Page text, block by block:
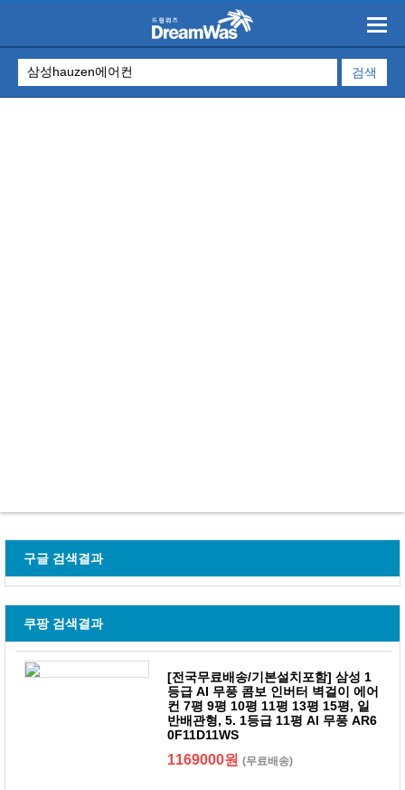
구글 검색결과
쿠팡 검색결과
[전국무료배송/기본설치포함] 삼성 1
등급 AI 무풍 콤보 인버터 벽걸이 에어
컨 7평 9평 10평 11평 13평 15평, 일
반배관형, 5. 1등급 11평 AI 무풍 AR6
0F11D11WS
1169000원(무료배송)